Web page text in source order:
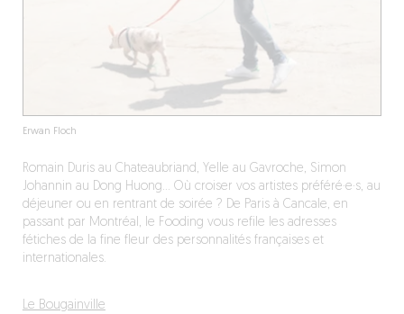
Erwan Floch
Romain Duris au Chateaubriand, Yelle au Gavroche, Simon
Johannin au Dong Huong… Où croiser vos artistes préféré·e·s, au
déjeuner ou en rentrant de soirée ? De Paris à Cancale, en
passant par Montréal, le Fooding vous refile les adresses
fétiches de la fine fleur des personnalités françaises et
internationales.
Le Bougainville